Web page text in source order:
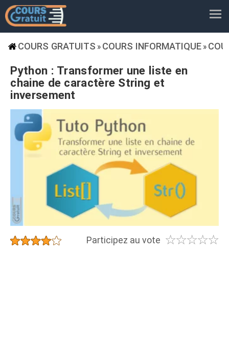
COURS GRATUITS » COURS INFORMATIQUE »
Python : Transformer une liste en
chaine de caractère String et
inversement
Participez au vote ☆☆☆☆☆
★★★★★